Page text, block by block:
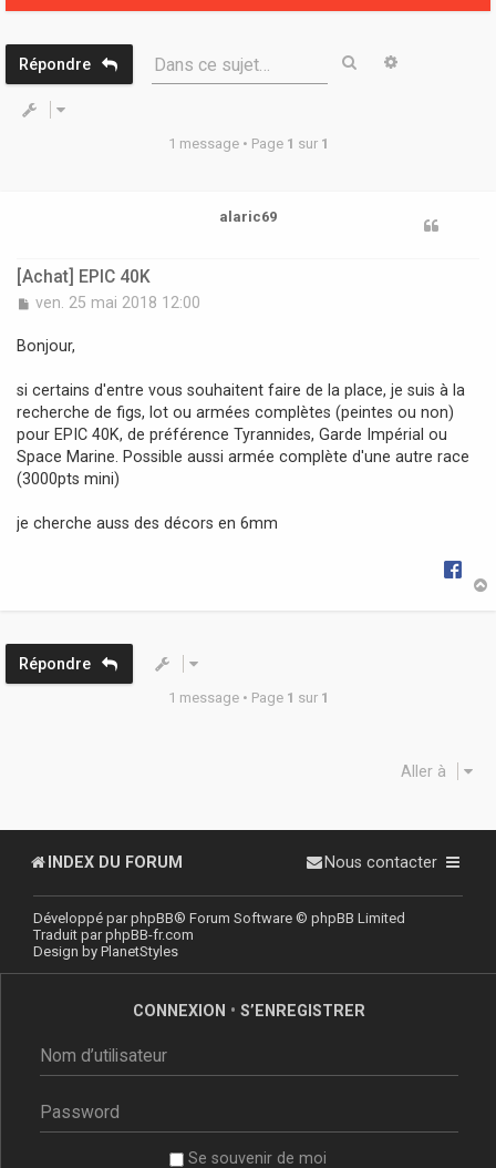
Répondre Dans ce sujet… Rechercher
1 message • Page 1 sur 1
alaric69
[Achat] EPIC 40K
M
s
g
e
ven. 25 mai 2018 12:00
Bonjour,
si certains d'entre vous souhaitent faire de la place, je suis à la
recherche de figs, lot ou armées complètes (peintes ou non)
pour EPIC 40K, de préférence Tyrannides, Garde Impérial ou
Space Marine. Possible aussi armée complète d'une autre race
(3000pts mini)
je cherche auss des décors en 6mm
Répondre
1 message • Page 1 sur 1
Aller à
INDEX DU FORUM Nous contacter
Développé parphpBB® Forum Software © phpBB Limited
Traduit parphpBB-fr.com
Design by PlanetStyles
CONNEXION • S’ENREGISTRER
Se souvenir de moi